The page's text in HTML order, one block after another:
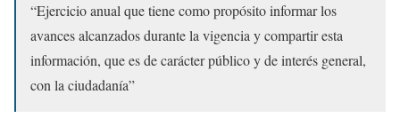
“Ejercicio anual que tiene como propósito informar los
avances alcanzados durante la vigencia y compartir esta
información, que es de carácter público y de interés general,
con la ciudadanía”